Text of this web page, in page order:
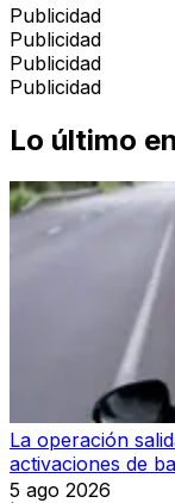
Publicidad
Publicidad
Publicidad
Publicidad
Lo último en
La operación
activaciones de
5 ago 2026